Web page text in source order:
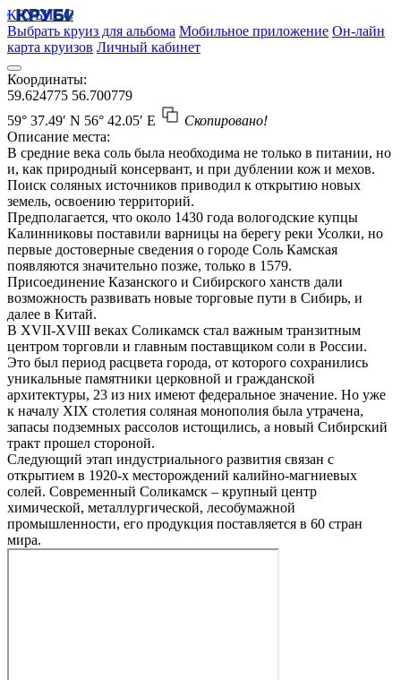
КРУБИСС
Выбрать круиз для альбома Мобильное приложение Он-лайн
карта круизов Личный кабинет
Координаты:
59.624775 56.700779
59° 37.49′ N 56° 42.05′ E
Скопировано!
Описание места:
В средние века соль была необходима не только в питании, но
и, как природный консервант, и при дублении кож и мехов.
Поиск соляных источников приводил к открытию новых
земель, освоению территорий.
Предполагается, что около 1430 года вологодские купцы
Калинниковы поставили варницы на берегу реки Усолки, но
первые достоверные сведения о городе Соль Камская
появляются значительно позже, только в 1579.
Присоединение Казанского и Сибирского ханств дали
возможность развивать новые торговые пути в Сибирь, и
далее в Китай.
В XVII-XVIII веках Соликамск стал важным транзитным
центром торговли и главным поставщиком соли в России.
Это был период расцвета города, от которого сохранились
уникальные памятники церковной и гражданской
архитектуры, 23 из них имеют федеральное значение. Но уже
к началу XIX столетия соляная монополия была утрачена,
запасы подземных рассолов истощились, а новый Сибирский
тракт прошел стороной.
Следующий этап индустриального развития связан с
открытием в 1920-х месторождений калийно-магниевых
солей. Современный Соликамск – крупный центр
химической, металлургической, лесобумажной
промышленности, его продукция поставляется в 60 стран
мира.